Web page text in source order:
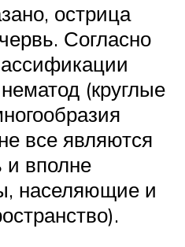
острица
Согласно
(круглые
все являются
и вполне
населяющие и